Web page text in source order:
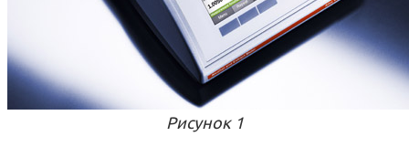
Рисунок 1